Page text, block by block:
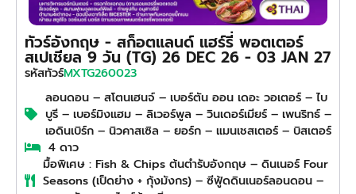
ทัวร์อังกฤษ - สก็อตแลนด์ แฮร์รี่ พอตเตอร์
สเปเชียล 9 วัน (TG) 26 DEC 26 - 03 JAN 27
รหัสทัวร์MXTG260023
ลอนดอน – สโตนเฮนจ์ – เบอร์ตัน ออน เดอะ วอเตอร์ – ไบ
บูรี – เบอร์มิงแฮม – ลิเวอร์พูล – วินเดอร์เมียร์ – เพนริทธ์ –
เอดินเบิร์ก – นิวคาสเซิล – ยอร์ก – แมนเชสเตอร์ – บิสเตอร์
4 ดาว
มื้อพิเศษ : Fish & Chips ต้นตำรับอังกฤษ – ดินเนอร์ Four
Seasons (เป็ดย่าง + กุ้งมังกร) – ซีฟู้ดดินเนอร์ลอนดอน –